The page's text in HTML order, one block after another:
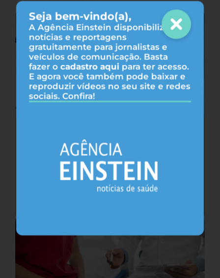
Seja bem-vindo(a),
A Agência Einstein disponibiliza
notícias e reportagens
gratuitamente para jornalistas e
veículos de comunicação. Basta
fazer o cadastro aqui para ter acesso.
E agora você também pode baixar e
reproduzir vídeos no seu site e redes
sociais. Confira!
Saúde do coração após os 45 anos pode
antecipar risco de demência